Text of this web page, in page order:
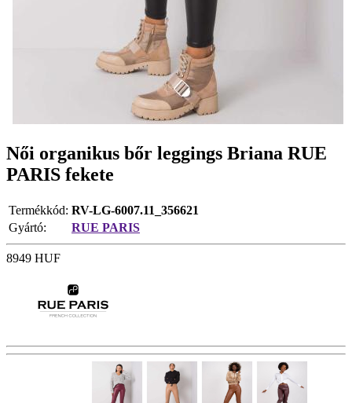
Női organikus bőr leggings Briana RUE
PARIS fekete
Termékkód: RV-LG-6007.11_356621
Gyártó:
RUE PARIS
8949 HUF